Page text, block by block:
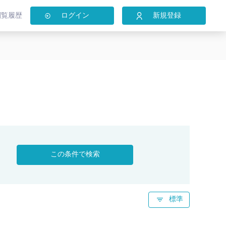
履歴 ログイン 新規登録
この条件で検索
標準